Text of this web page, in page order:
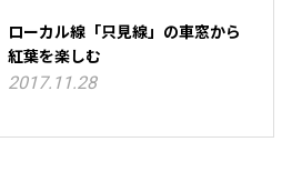
ローカル線「只見線」の車窓から
紅葉を楽しむ
2017.11.28